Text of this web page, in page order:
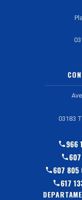
03183
966
607 805
617